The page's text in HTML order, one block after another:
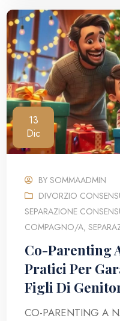
13
Dic
BYSOMMAADMIN
DIVORZIO
SEPARAZIONE
COMPAGNO/A,
Co-Parenting
Pratici Per
Figli Di
CO-PARENTING A